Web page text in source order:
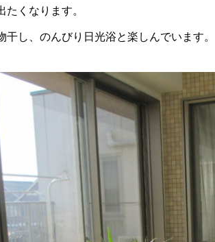
たくなります。
干し、のんびり日光浴と楽しんでいます。